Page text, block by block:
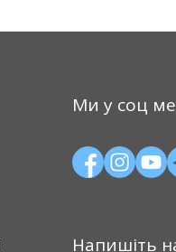
Ми у соц
Напишіть